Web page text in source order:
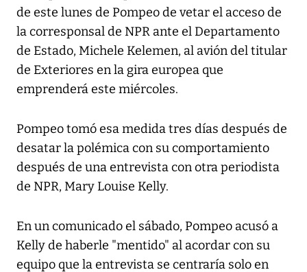
de este lunes de Pompeo de vetar el acceso de
la corresponsal de NPR ante el Departamento
de Estado, Michele Kelemen, al avión del titular
de Exteriores en la gira europea que
emprenderá este miércoles.
Pompeo tomó esa medida tres días después de
desatar la polémica con su comportamiento
después de una entrevista con otra periodista
de NPR, Mary Louise Kelly.
En un comunicado el sábado, Pompeo acusó a
Kelly de haberle "mentido" al acordar con su
equipo que la entrevista se centraría solo en